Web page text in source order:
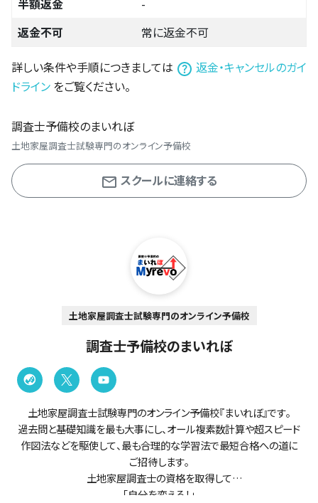
半額返金
-
返金不可
常に返金不可
詳しい条件や手順につきましては
返金・キャンセルのガイ
ドライン をご覧ください。
調査士予備校のまいれぼ
土地家屋調査士試験専門のオンライン予備校
スクールに連絡する
土地家屋調査士試験専門のオンライン予備校
調査士予備校のまいれぼ
土地家屋調査士試験専門のオンライン予備校『まいれぼ』です。
過去問と基礎知識を最も大事にし、オール複素数計算や超スピード
作図法などを駆使して、最も合理的な学習法で最短合格への道に
ご招待します。
土地家屋調査士の資格を取得して
「自分を変える！」